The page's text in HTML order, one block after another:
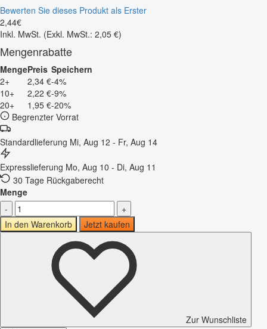
Bewerten Sie dieses Produkt als Erster
2,44€
Inkl. MwSt. (Exkl. MwSt.: 2,05 €)
Mengenrabatte
MengePreis Speichern
2+
2,34 €-4%
10+
2,22 €-9%
20+
1,95 €-20%
Begrenzter Vorrat
Standardlieferung Mi, Aug 12 - Fr, Aug 14
Expresslieferung Mo, Aug 10 - Di, Aug 11
30 Tage Rückgaberecht
Menge
-
+
In den Warenkorb
Jetzt kaufen
Zur Wunschliste